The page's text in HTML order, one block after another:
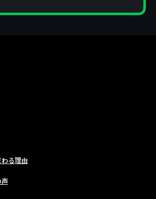
る理由